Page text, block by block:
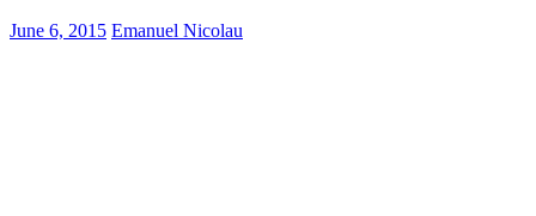
June 6, 2015 Emanuel Nicolau